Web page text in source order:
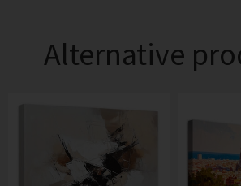
Alternative